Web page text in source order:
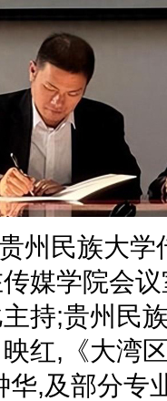
州民族大学
媒学院会
持;贵州民
红,《大湾
华,及部分专